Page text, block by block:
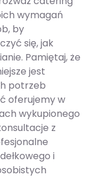
wymagań
by
się, jak
Pamiętaj, że
jest
potrzeb
oferujemy w
wykupionego
z
i